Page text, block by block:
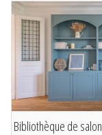
Bibliothèque de salon